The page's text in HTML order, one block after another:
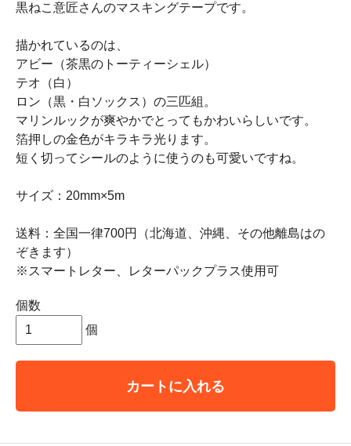
黒ねこ意匠さんのマスキングテープです。
描かれているのは、
アビー（茶黒のトーティーシェル）
テオ（白）
ロン（黒・白ソックス）の三匹組。
マリンルックが爽やかでとってもかわいらしいです。
箔押しの金色がキラキラ光ります。
短く切ってシールのように使うのも可愛いですね。
サイズ：20mm×5m
送料：全国一律700円（北海道、沖縄、その他離島はの
ぞきます）
※スマートレター、レターパックプラス使用可
個数
個
カートに入れる